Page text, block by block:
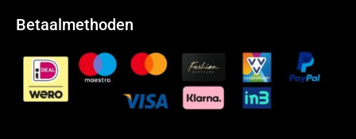
Betaalmethoden